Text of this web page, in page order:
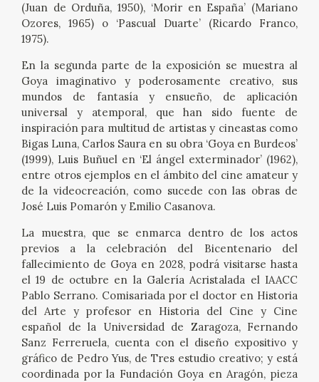
(Juan de Orduña, 1950), ‘Morir en España’ (Mariano
Ozores, 1965) o ‘Pascual Duarte’ (Ricardo Franco,
1975).
En la segunda parte de la exposición se muestra al
Goya imaginativo y poderosamente creativo, sus
mundos de fantasía y ensueño, de aplicación
universal y atemporal, que han sido fuente de
inspiración para multitud de artistas y cineastas como
Bigas Luna, Carlos Saura en su obra ‘Goya en Burdeos’
(1999), Luis Buñuel en ‘El ángel exterminador’ (1962),
entre otros ejemplos en el ámbito del cine amateur y
de la videocreación, como sucede con las obras de
José Luis Pomarón y Emilio Casanova.
La muestra, que se enmarca dentro de los actos
previos a la celebración del Bicentenario del
fallecimiento de Goya en 2028, podrá visitarse hasta
el 19 de octubre en la Galería Acristalada el IAACC
Pablo Serrano. Comisariada por el doctor en Historia
del Arte y profesor en Historia del Cine y Cine
español de la Universidad de Zaragoza, Fernando
Sanz Ferreruela, cuenta con el diseño expositivo y
gráfico de Pedro Yus, de Tres estudio creativo; y está
coordinada por la Fundación Goya en Aragón, pieza